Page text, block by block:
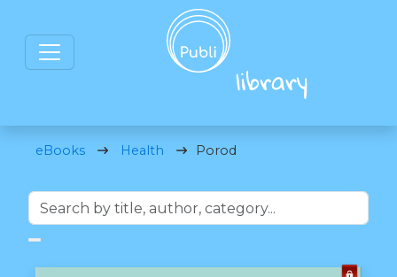
eBooks Health Porod